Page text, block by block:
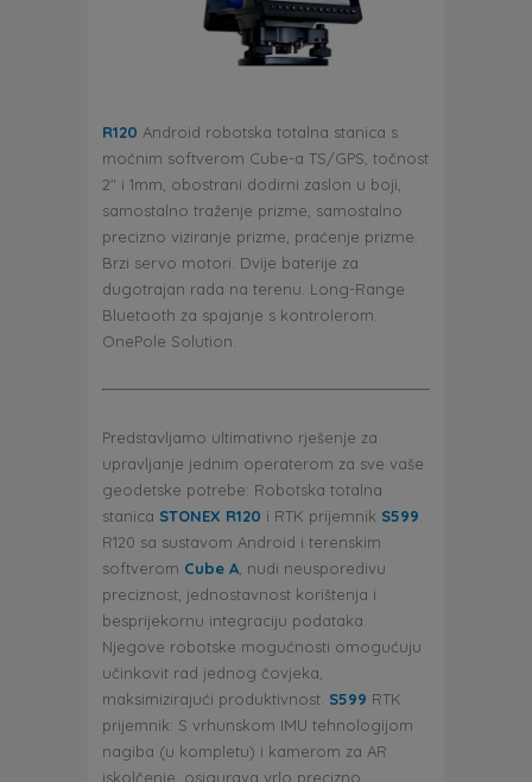
R120 Android robotska totalna stanica s
moćnim softverom Cube-a TS/GPS, točnost
2″ i 1mm, obostrani dodirni zaslon u boji,
samostalno traženje prizme, samostalno
precizno viziranje prizme, praćenje prizme.
Brzi servo motori. Dvije baterije za
dugotrajan rada na terenu. Long-Range
Bluetooth za spajanje s kontrolerom.
OnePole Solution.
Predstavljamo ultimativno rješenje za
upravljanje jednim operaterom za sve vaše
geodetske potrebe: Robotska totalna
stanica STONEX R120 i RTK prijemnik S599
R120 sa sustavom Android i terenskim
softverom Cube A , nudi neusporedivu
preciznost, jednostavnost korištenja i
besprijekornu integraciju podataka.
Njegove robotske mogućnosti omogućuju
učinkovit rad jednog čovjeka,
maksimizirajući produktivnost. S599 RTK
prijemnik: S vrhunskom IMU tehnologijom
nagiba (u kompletu) i kamerom za AR
iskolčenje, osigurava vrlo precizno